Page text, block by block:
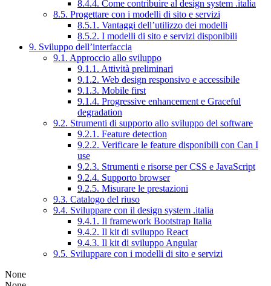
8.4.4. Come contribuire al design system .italia
8.5. Progettare con i modelli di sito e servizi
8.5.1. Vantaggi dell’utilizzo dei modelli
8.5.2. I modelli di sito e servizi disponibili
9. Sviluppo dell’interfaccia
9.1. Approccio allo sviluppo
9.1.1. Attività preliminari
9.1.2. Web design responsivo e accessibile
9.1.3. Mobile first
9.1.4. Progressive enhancement e Graceful
degradation
9.2. Strumenti di supporto allo sviluppo del software
9.2.1. Feature detection
9.2.2. Verificare le feature disponibili con Can I
use
9.2.3. Strumenti e risorse per CSS e JavaScript
9.2.4. Supporto browser
9.2.5. Misurare le prestazioni
9.3. Catalogo del riuso
9.4. Sviluppare con il design system .italia
9.4.1. Il framework Bootstrap Italia
9.4.2. Il kit di sviluppo React
9.4.3. Il kit di sviluppo Angular
9.5. Sviluppare con i modelli di sito e servizi
None